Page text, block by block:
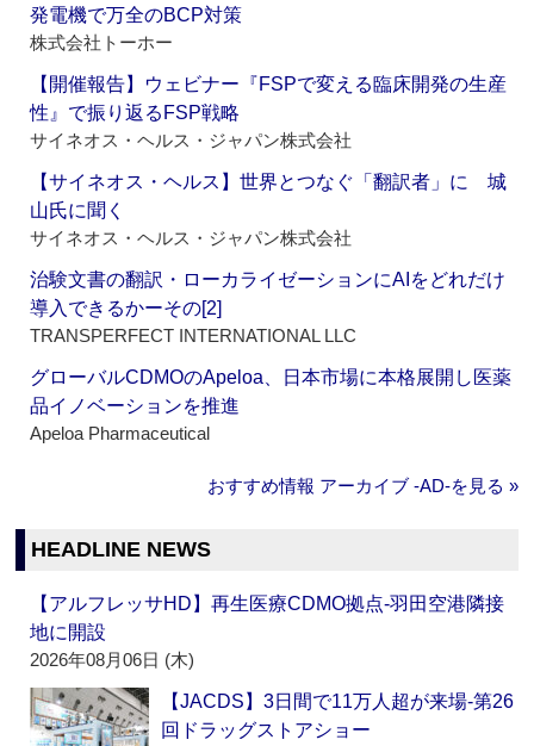
発電機で万全のBCP対策
株式会社トーホー
【開催報告】ウェビナー『FSPで変える臨床開発の生産
性』で振り返るFSP戦略
サイネオス・ヘルス・ジャパン株式会社
【サイネオス・ヘルス】世界とつなぐ「翻訳者」に 城
山氏に聞く
サイネオス・ヘルス・ジャパン株式会社
治験文書の翻訳・ローカライゼーションにAIをどれだけ
導入できるかーその[2]
TRANSPERFECT INTERNATIONAL LLC
グローバルCDMOのApeloa、日本市場に本格展開し医薬
品イノベーションを推進
Apeloa Pharmaceutical
おすすめ情報 アーカイブ ‐AD‐を見る »
HEADLINE NEWS
【アルフレッサHD】再生医療CDMO拠点‐羽田空港隣接
地に開設
2026年08月06日 (木)
【JACDS】3日間で11万人超が来場‐第26
回ドラッグストアショー